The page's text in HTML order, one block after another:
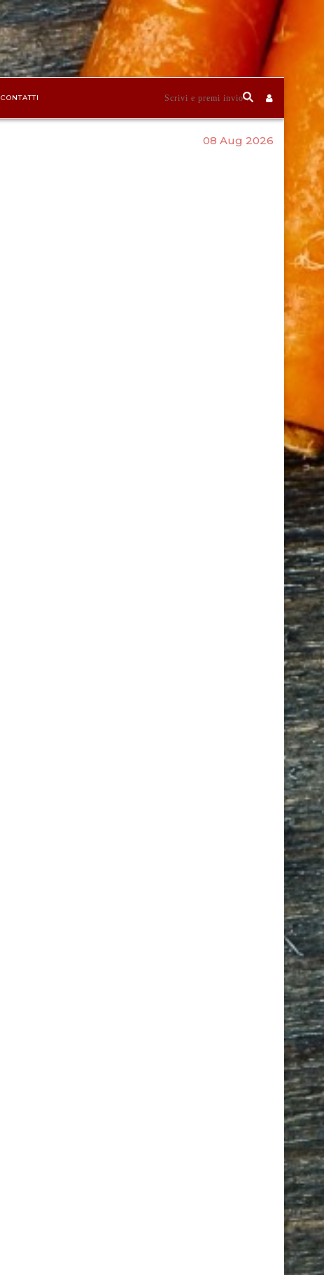
CONTATTI
08 Aug 2026